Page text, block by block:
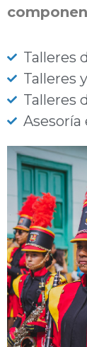
Talleres
Talleres
Talleres
Asesoría